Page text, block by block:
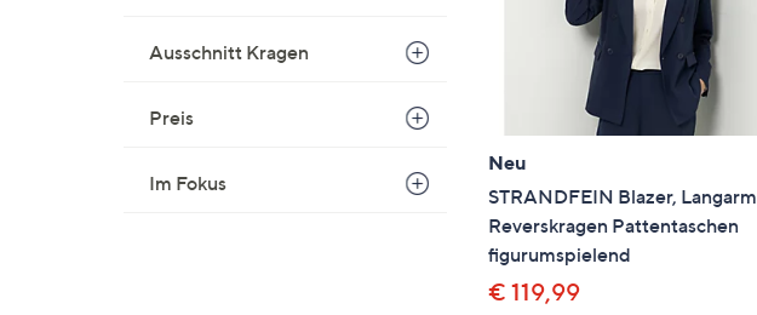
Ausschnitt Kragen
Preis
Im Fokus
Neu
STRANDFEIN Blazer, Langarm
Reverskragen Pattentaschen
figurumspielend
€ 119,99